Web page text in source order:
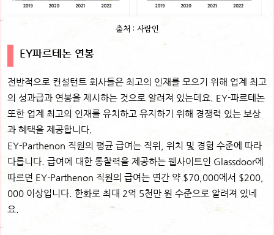
출처 : 사람인
EY파르테논 연봉
전반적으로 컨설턴트 회사들은 최고의 인재를 모으기 위해 업계 최고
의 성과급과 연봉을 제시하는 것으로 알려져 있는데요. EY-파르테논
또한 업계 최고의 인재를 유치하고 유지하기 위해 경쟁력 있는 보상
과 혜택을 제공합니다.
EY-Parthenon 직원의 평균 급여는 직위, 위치 및 경험 수준에 따라
다릅니다. 급여에 대한 통찰력을 제공하는 웹사이트인 Glassdoor에
따르면 EY-Parthenon 직원의 급여는 연간 약 $70,000에서 $200,
000 이상입니다. 한화로 최대 2억 5천만 원 수준으로 알려져 있네
요.